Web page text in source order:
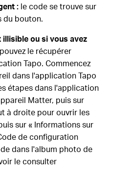
: le code se trouve sur
du bouton.
ou si vous avez
le récupérer
Tapo. Commencez
dans l'application Tapo
étapes dans l'application
Matter, puis sur
à droite pour ouvrir les
sur « Informations sur
de configuration
dans l'album photo de
le consulter